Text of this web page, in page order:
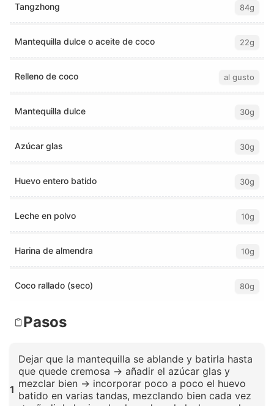
Tangzhong 84g
Mantequilla dulce o aceite de coco 22g
Relleno de coco al gusto
Mantequilla dulce 30g
Azúcar glas 30g
Huevo entero batido 30g
Leche en polvo 10g
Harina de almendra 10g
Coco rallado (seco) 80g
Pasos
1
Dejar que la mantequilla se ablande y batirla hasta
que quede cremosa → añadir el azúcar glas y
mezclar bien → incorporar poco a poco el huevo
batido en varias tandas, mezclando bien cada vez